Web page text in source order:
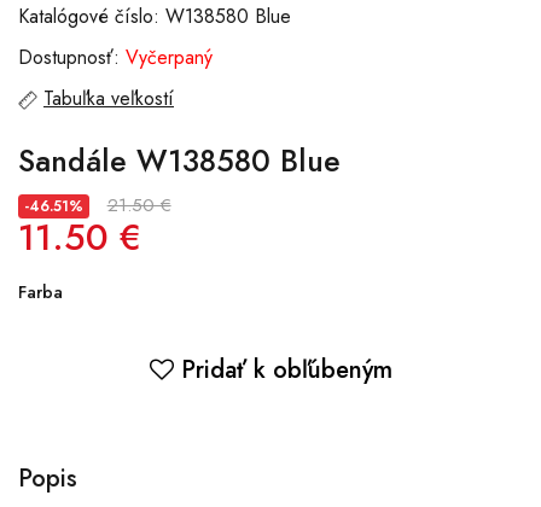
Katalógové číslo: W138580 Blue
Dostupnosť: Vyčerpaný
Tabuľka veľkostí
Sandále W138580 Blue
-46.51% 21.50 €
11.50 €
Farba
Pridať k obľúbeným
Popis